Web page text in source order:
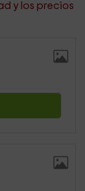
y los precios